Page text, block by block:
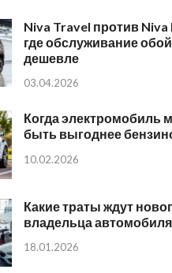
Niva Travel против Niva
где обслуживание
дешевле
03.04.2026
Когда электромобиль
быть выгоднее
10.02.2026
Какие траты ждут
владельца автомобиля
18.01.2026